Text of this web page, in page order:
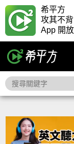
希平方
攻其不背
App 開